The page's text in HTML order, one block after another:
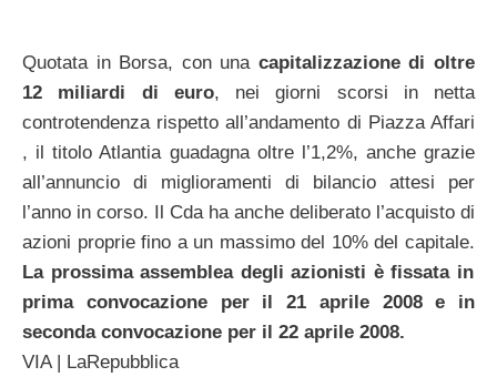
Quotata in Borsa, con una capitalizzazione di oltre
12 miliardi di euro, nei giorni scorsi in netta
controtendenza rispetto all’andamento di Piazza Affari
, il titolo Atlantia guadagna oltre l’1,2%, anche grazie
all’annuncio di miglioramenti di bilancio attesi per
l’anno in corso. Il Cda ha anche deliberato l’acquisto di
azioni proprie fino a un massimo del 10% del capitale.
La prossima assemblea degli azionisti è fissata in
prima convocazione per il 21 aprile 2008 e in
seconda convocazione per il 22 aprile 2008.
VIA | LaRepubblica